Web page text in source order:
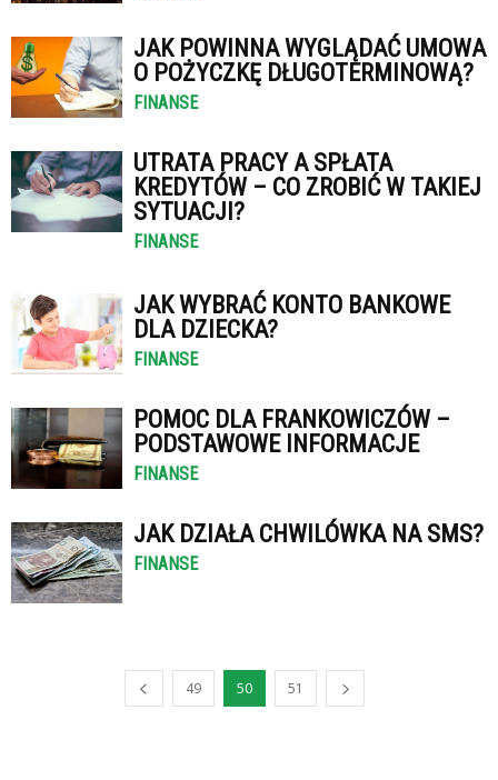
JAK POWINNA WYGLĄDAĆ UMOWA
O POŻYCZKĘ DŁUGOTERMINOWĄ?
FINANSE
UTRATA PRACY A SPŁATA
KREDYTÓW – CO ZROBIĆ W TAKIEJ
SYTUACJI?
FINANSE
JAK WYBRAĆ KONTO BANKOWE
DLA DZIECKA?
FINANSE
POMOC DLA FRANKOWICZÓW –
PODSTAWOWE INFORMACJE
FINANSE
JAK DZIAŁA CHWILÓWKA NA SMS?
FINANSE
49 50 51